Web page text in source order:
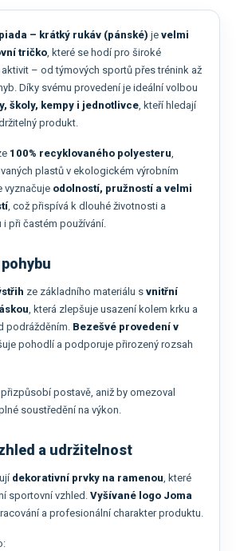
– krátký rukáv (pánské) je velmi
tričko, které se hodí pro široké
– od týmových sportů přes trénink až
Díky svému provedení je ideální volbou
školy, kempy i jednotlivce, kteří hledají
produkt.
100% recyklovaného polyesteru,
plastů v ekologickém výrobním
vyznačuje odolností, pružností a velmi
, což přispívá k dlouhé životnosti a
při častém používání.
ze základního materiálu s vnitřní
, která zlepšuje usazení kolem krku a
podrážděním. Bezešvé provedení v
pohodlí a podporuje přirozený rozsah
postavě, aniž by omezoval
soustředění na výkon.
a udržitelnost
dekorativní prvky na ramenou, které
sportovní vzhled.Vyšívané logo Joma
a profesionální charakter produktu.